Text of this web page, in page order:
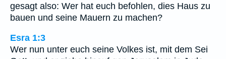
gesagt also: Wer hat euch befohlen, dies Haus zu
bauen und seine Mauern zu machen?
Esra 1:3
Wer nun unter euch seine Volkes ist, mit dem Sei